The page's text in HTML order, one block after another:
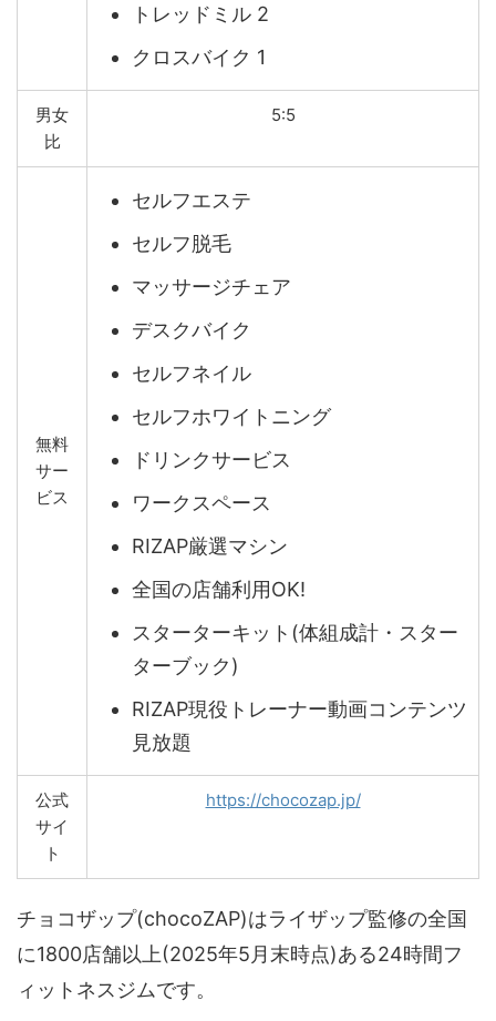
トレッドミル 2
クロスバイク 1
男女
比
5:5
無料
サー
ビス
セルフエステ
セルフ脱毛
マッサージチェア
デスクバイク
セルフネイル
セルフホワイトニング
ドリンクサービス
ワークスペース
RIZAP厳選マシン
全国の店舗利用OK!
スターターキット(体組成計・スター
ターブック)
RIZAP現役トレーナー動画コンテンツ
見放題
公式
サイ
ト
https://chocozap.jp/
チョコザップ(chocoZAP)はライザップ監修の全国
に1800店舗以上(2025年5月末時点)ある24時間フ
ィットネスジムです。